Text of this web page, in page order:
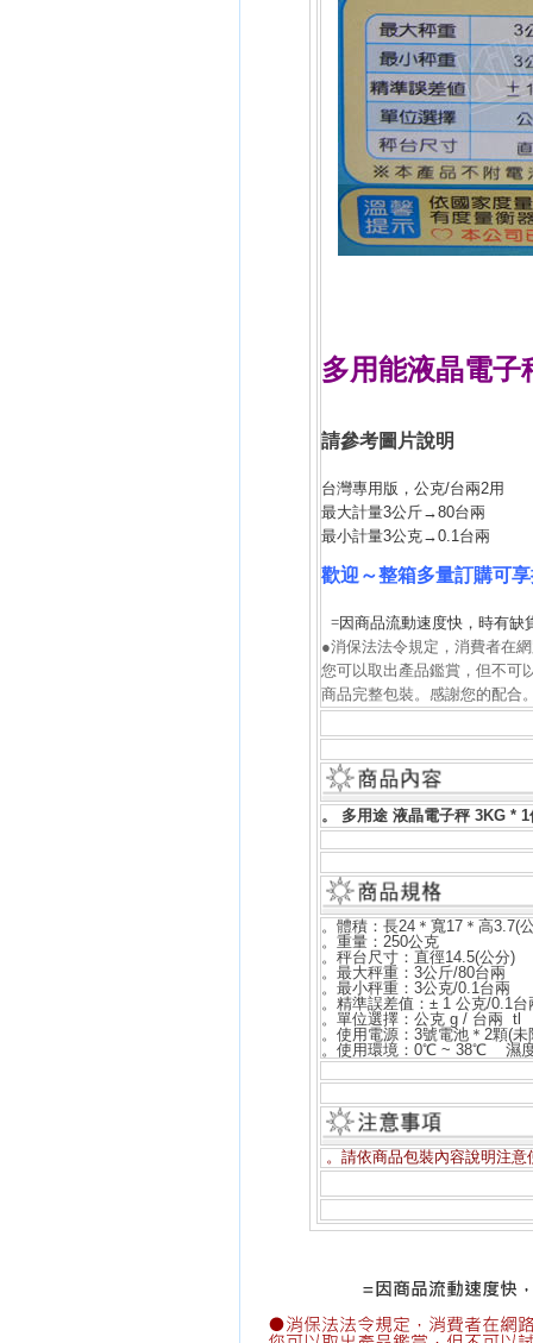
多用能液晶電
請參考圖片說明
台灣專用版，公克/台兩2用
最大計量3公斤→80台兩
最小計量3公克→0.1台兩
歡迎～整箱多量訂購可
=因商品流動速度快，時有缺
●消保法法令規定，消費者在
您可以取出產品鑑賞，但不可
商品完整包裝。感謝您的配合
。 多用途 液晶電子秤 3KG * 1
。 體積：長24＊寬17＊高3.7(
。 重量：250公克
。 秤台尺寸：直徑14.5(公分)
。 最大秤重：3公斤/80台兩
。 最小秤重：3公克/0.1台兩
。 精準誤差值：± 1 公克/0.1台
。 單位選擇：公克 g / 台兩 tl
。 使用電源：3號電池＊2顆(未
。 使用環境：0℃ ~ 38℃ 濕
。請依商品包裝內容說明注意